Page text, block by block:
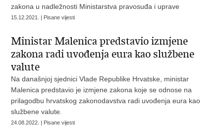
zakona u nadležnosti Ministarstva pravosuđa i uprave
15.12.2021. | Pisane vijesti
Ministar Malenica predstavio izmjene
zakona radi uvođenja eura kao službene
valute
Na današnjoj sjednici Vlade Republike Hrvatske, ministar
Malenica predstavio je izmjene zakona koje se odnose na
prilagodbu hrvatskog zakonodavstva radi uvođenja eura kao
službene valute.
24.08.2022. | Pisane vijesti